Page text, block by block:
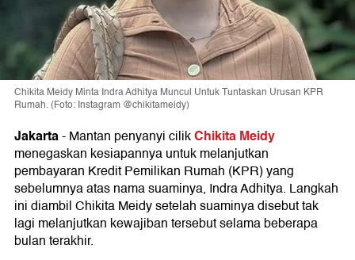
Chikita Meidy Minta Indra Adhitya Muncul Untuk Tuntaskan Urusan KPR
Rumah. (Foto: Instagram @chikitameidy)
Jakarta-Mantan penyanyi cilikChikita Meidy
menegaskan kesiapannya untuk melanjutkan
pembayaran Kredit Pemilikan Rumah (KPR) yang
sebelumnya atas nama suaminya, Indra Adhitya. Langkah
ini diambil Chikita Meidy setelah suaminya disebut tak
lagi melanjutkan kewajiban tersebut selama beberapa
bulan terakhir.